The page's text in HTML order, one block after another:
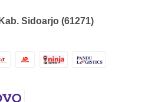
Sidoarjo (61271)